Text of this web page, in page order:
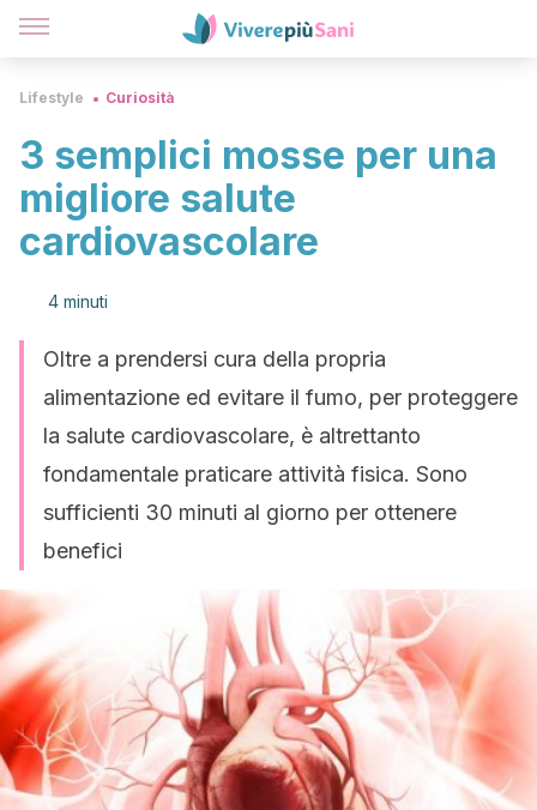
Lifestyle Curiosità
3 semplici mosse per una
migliore salute
cardiovascolare
4 minuti
Oltre a prendersi cura della propria
alimentazione ed evitare il fumo, per proteggere
la salute cardiovascolare, è altrettanto
fondamentale praticare attività fisica. Sono
sufficienti 30 minuti al giorno per ottenere
benefici